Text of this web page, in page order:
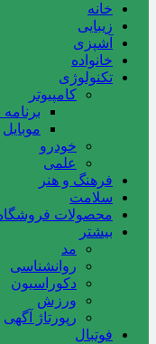
خانه
زیبایی
آشپزی
خانواده
تکنولوژی
کامپیوتر
موبایل
خودرو
علمی
فرهنگ و هنر
سلامت
محصولات
بیشتر
مد
روانشناسی
دکوراسیون
ورزش
رپورتاژ آگهی
فوتبال